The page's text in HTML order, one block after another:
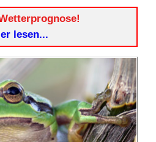
lesen...